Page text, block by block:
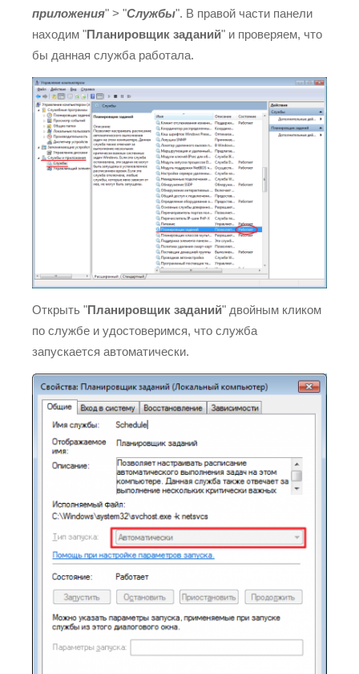
приложения" > "Службы". В правой части панели
находим "Планировщик заданий" и проверяем, что
бы данная служба работала.
Открыть "Планировщик заданий" двойным кликом
по службе и удостоверимся, что служба
запускается автоматически.